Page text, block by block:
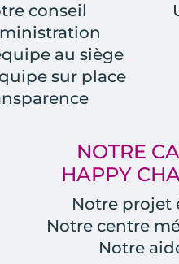
conseil
au siège
sur place
NOTRE
HAPPY
Notre projet
Notre centre
Notre